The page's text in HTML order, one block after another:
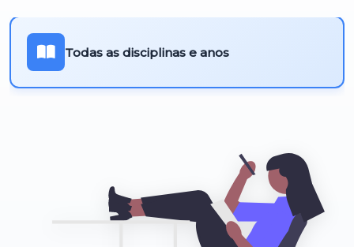
Todas as disciplinas e anos